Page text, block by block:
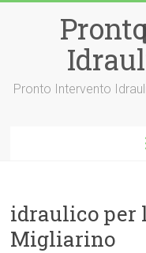
Pronto Intervento
idraulico per
Migliarino